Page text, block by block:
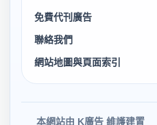
免費代刊廣告
聯絡我們
網站地圖與頁面索引
本網站由 K廣告 維護建置